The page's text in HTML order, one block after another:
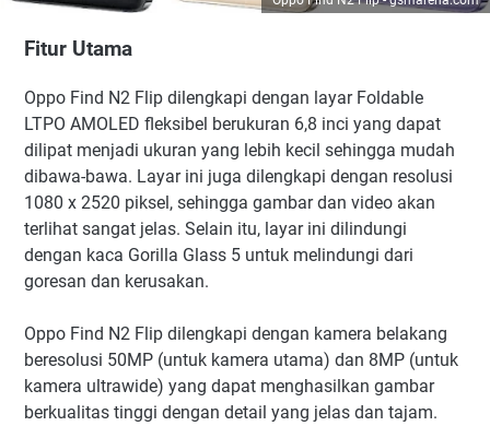
Fitur Utama
Oppo Find N2 Flip dilengkapi dengan layar Foldable
LTPO AMOLED fleksibel berukuran 6,8 inci yang dapat
dilipat menjadi ukuran yang lebih kecil sehingga mudah
dibawa-bawa. Layar ini juga dilengkapi dengan resolusi
1080 x 2520 piksel, sehingga gambar dan video akan
terlihat sangat jelas. Selain itu, layar ini dilindungi
dengan kaca Gorilla Glass 5 untuk melindungi dari
goresan dan kerusakan.
Oppo Find N2 Flip dilengkapi dengan kamera belakang
beresolusi 50MP (untuk kamera utama) dan 8MP (untuk
kamera ultrawide) yang dapat menghasilkan gambar
berkualitas tinggi dengan detail yang jelas dan tajam.